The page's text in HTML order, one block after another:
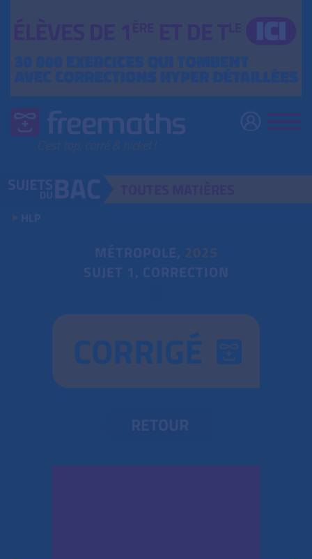
HLP
MÉTROPOLE, 2025
SUJET 1, CORRECTION
CORRIGÉ
RETOUR